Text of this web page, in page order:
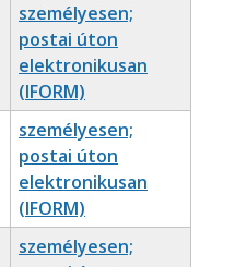
személyesen;
postai úton
elektronikusan
(IFORM)
személyesen;
postai úton
elektronikusan
(IFORM)
személyesen;